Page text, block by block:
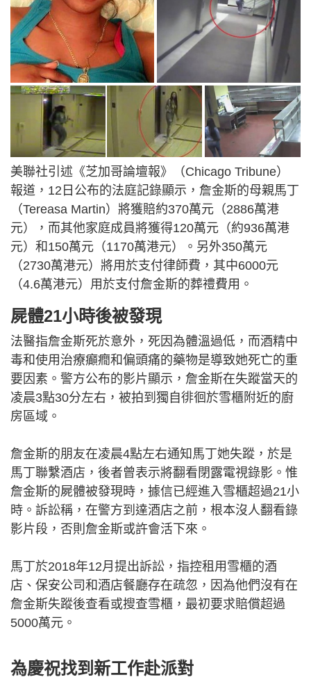
美聯社引述《芝加哥論壇報》（Chicago Tribune）
報道，12日公布的法庭記錄顯示，詹金斯的母親馬丁
（Tereasa Martin）將獲賠約370萬元（2886萬港
元），而其他家庭成員將獲得120萬元（約936萬港
元）和150萬元（1170萬港元）。另外350萬元
（2730萬港元）將用於支付律師費，其中6000元
（4.6萬港元）用於支付詹金斯的葬禮費用。
屍體21小時後被發現
法醫指詹金斯死於意外，死因為體溫過低，而酒精中
毒和使用治療癲癇和偏頭痛的藥物是導致她死亡的重
要因素。警方公布的影片顯示，詹金斯在失蹤當天的
凌晨3點30分左右，被拍到獨自徘徊於雪櫃附近的廚
房區域。
詹金斯的朋友在凌晨4點左右通知馬丁她失蹤，於是
馬丁聯繫酒店，後者曾表示將翻看閉露電視錄影。惟
詹金斯的屍體被發現時，據信已經進入雪櫃超過21小
時。訴訟稱，在警方到達酒店之前，根本沒人翻看錄
影片段，否則詹金斯或許會活下來。
馬丁於2018年12月提出訴訟，指控租用雪櫃的酒
店、保安公司和酒店餐廳存在疏忽，因為他們沒有在
詹金斯失蹤後查看或搜查雪櫃，最初要求賠償超過
5000萬元。
為慶祝找到新工作赴派對